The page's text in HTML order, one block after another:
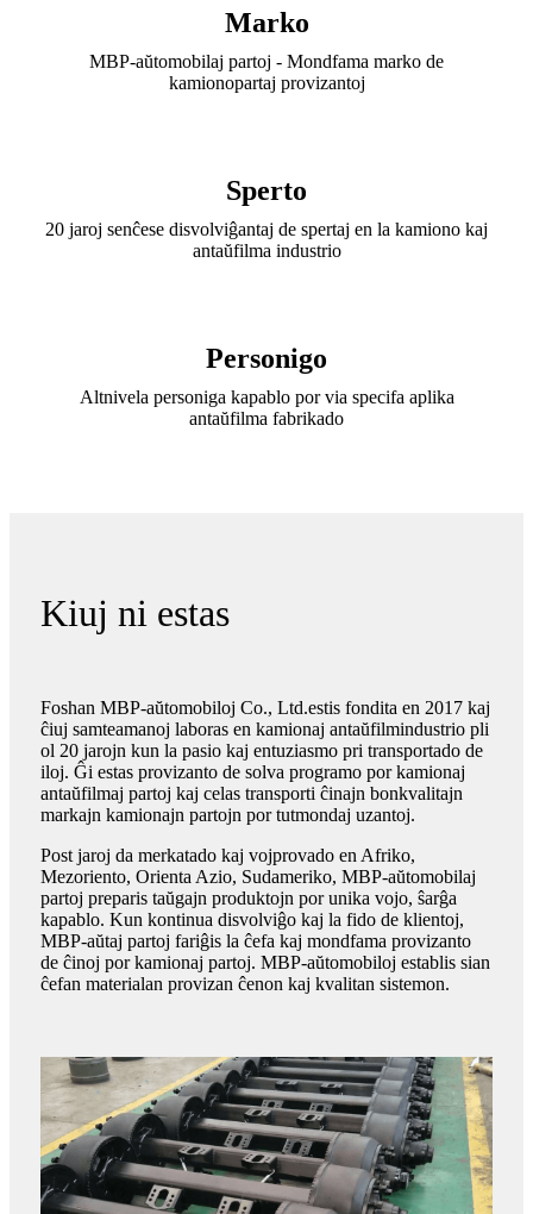
Marko
MBP-aŭtomobilaj partoj - Mondfama marko de
kamionopartaj provizantoj
Sperto
20 jaroj senĉese disvolviĝantaj de spertaj en la kamiono kaj
antaŭfilma industrio
Personigo
Altnivela personiga kapablo por via specifa aplika
antaŭfilma fabrikado
Kiuj ni estas
Foshan MBP-aŭtomobiloj Co., Ltd.estis fondita en 2017 kaj
ĉiuj samteamanoj laboras en kamionaj antaŭfilmindustrio pli
ol 20 jarojn kun la pasio kaj entuziasmo pri transportado de
iloj. Ĝi estas provizanto de solva programo por kamionaj
antaŭfilmaj partoj kaj celas transporti ĉinajn bonkvalitajn
markajn kamionajn partojn por tutmondaj uzantoj.
Post jaroj da merkatado kaj vojprovado en Afriko,
Mezoriento, Orienta Azio, Sudameriko, MBP-aŭtomobilaj
partoj preparis taŭgajn produktojn por unika vojo, ŝarĝa
kapablo. Kun kontinua disvolviĝo kaj la fido de klientoj,
MBP-aŭtaj partoj fariĝis la ĉefa kaj mondfama provizanto
de ĉinoj por kamionaj partoj. MBP-aŭtomobiloj establis sian
ĉefan materialan provizan ĉenon kaj kvalitan sistemon.